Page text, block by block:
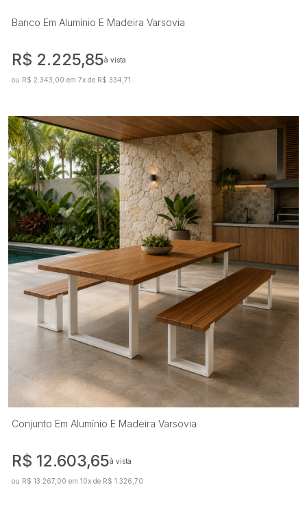
Banco Em Alumínio E Madeira Varsovia
R$ 2.225,85à vista
ou R$ 2.343,00 em 7x de R$ 334,71
Conjunto Em Alumínio E Madeira Varsovia
R$ 12.603,65à vista
ou R$ 13.267,00 em 10x de R$ 1.326,70